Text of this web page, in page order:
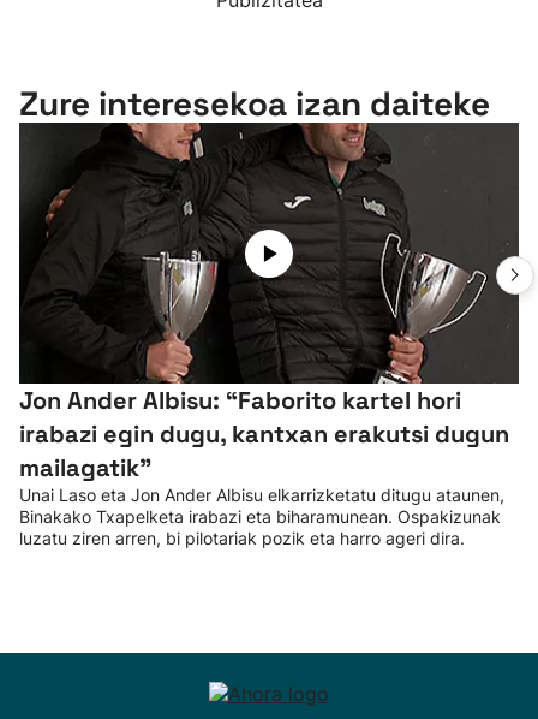
Zure interesekoa izan daiteke
Jon Ander Albisu: “Faborito kartel hori
irabazi egin dugu, kantxan erakutsi dugun
mailagatik”
Unai Laso eta Jon Ander Albisu elkarrizketatu ditugu ataunen,
Binakako Txapelketa irabazi eta biharamunean. Ospakizunak
luzatu ziren arren, bi pilotariak pozik eta harro ageri dira.